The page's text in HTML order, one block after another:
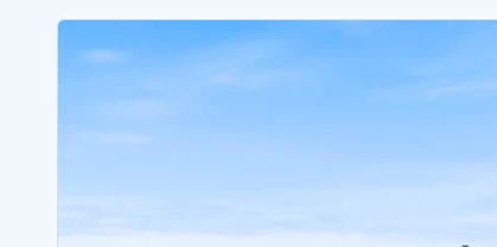
Nybyggede sommerhuse
Sommerhuse med sauna